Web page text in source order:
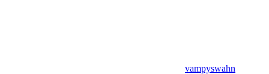
vampyswahn